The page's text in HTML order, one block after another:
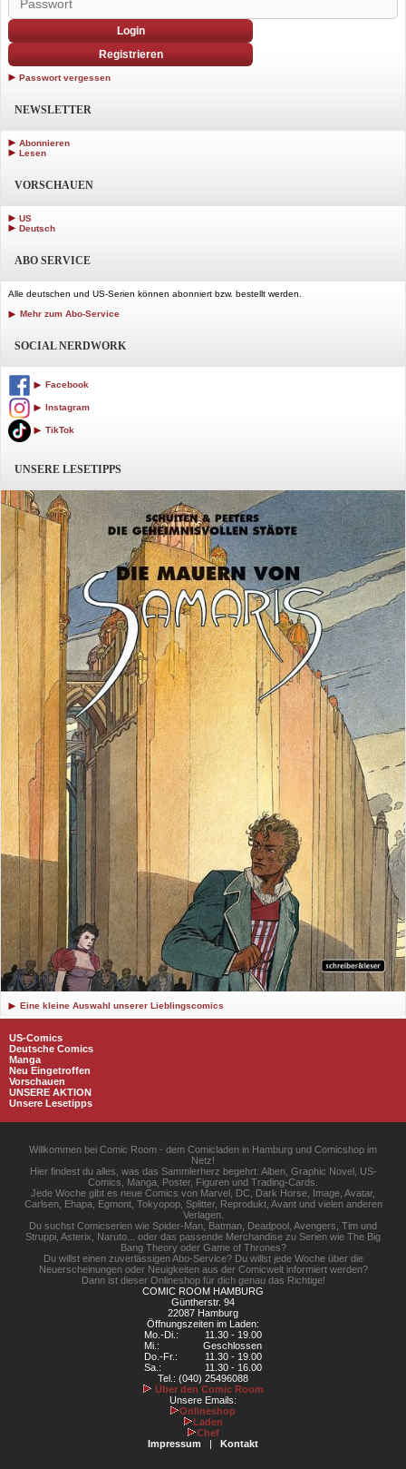
Login
Registrieren
Passwort vergessen
NEWSLETTER
Abonnieren
Lesen
VORSCHAUEN
US
Deutsch
ABO SERVICE
Alle deutschen und US-Serien können abonniert bzw. bestellt werden.
Mehr zum Abo-Service
SOCIAL NERDWORK
Facebook
Instagram
TikTok
UNSERE LESETIPPS
Eine kleine Auswahl unserer Lieblingscomics
US-Comics
Deutsche Comics
Manga
Neu Eingetroffen
Vorschauen
UNSERE AKTION
Unsere Lesetipps
Willkommen bei Comic Room - dem Comicladen in Hamburg und Comicshop im
Netz!
Hier findest du alles, was das Sammlerherz begehrt: Alben, Graphic Novel, US-
Comics, Manga, Poster, Figuren und Trading-Cards.
Jede Woche gibt es neue Comics von Marvel, DC, Dark Horse, Image, Avatar,
Carlsen, Ehapa, Egmont, Tokyopop, Splitter, Reprodukt, Avant und vielen anderen
Verlagen.
Du suchst Comicserien wie Spider-Man, Batman, Deadpool, Avengers, Tim und
Struppi, Asterix, Naruto... oder das passende Merchandise zu Serien wie The Big
Bang Theory oder Game of Thrones?
Du willst einen zuverlässigen Abo-Service? Du willst jede Woche über die
Neuerscheinungen oder Neuigkeiten aus der Comicwelt informiert werden?
Dann ist dieser Onlineshop für dich genau das Richtige!
COMIC ROOM HAMBURG
Güntherstr. 94
22087 Hamburg
Öffnungszeiten im Laden:
Mo.-Di.:
11.30 - 19.00
Mi.:
Geschlossen
Do.-Fr.:
11.30 - 19.00
Sa.:
11.30 - 16.00
Tel.: (040) 25496088
Über den Comic Room
Unsere Emails:
Onlineshop
Laden
Chef
Impressum
Kontakt